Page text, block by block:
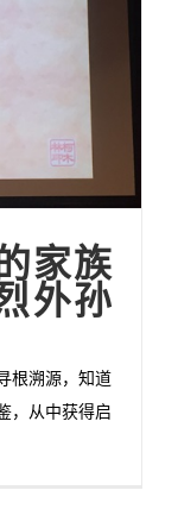
家族
外孙
根溯源，知道
，从中获得启